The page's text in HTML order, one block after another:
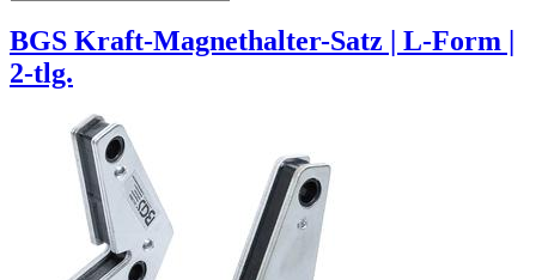
BGS Kraft-Magnethalter-Satz | L-Form |
2-tlg.